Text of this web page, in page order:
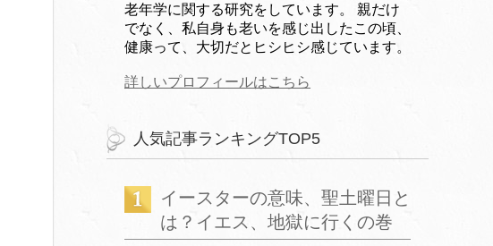
老年学に関する研究をしています。 親だけ
でなく、私自身も老いを感じ出したこの頃、
健康って、大切だとヒシヒシ感じています。
詳しいプロフィールはこちら
人気記事ランキングTOP5
イースターの意味、聖土曜日と
は？イエス、地獄に行くの巻